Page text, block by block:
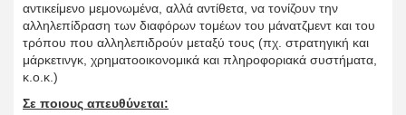
αντικείμενο μεμονωμένα, αλλά αντίθετα, να τονίζουν την
αλληλεπίδραση των διαφόρων τομέων του μάνατζμεντ και του
τρόπου που αλληλεπιδρούν μεταξύ τους (πχ. στρατηγική και
μάρκετινγκ, χρηματοοικονομικά και πληροφοριακά συστήματα,
κ.ο.κ.)
Σε ποιους απευθύνεται: